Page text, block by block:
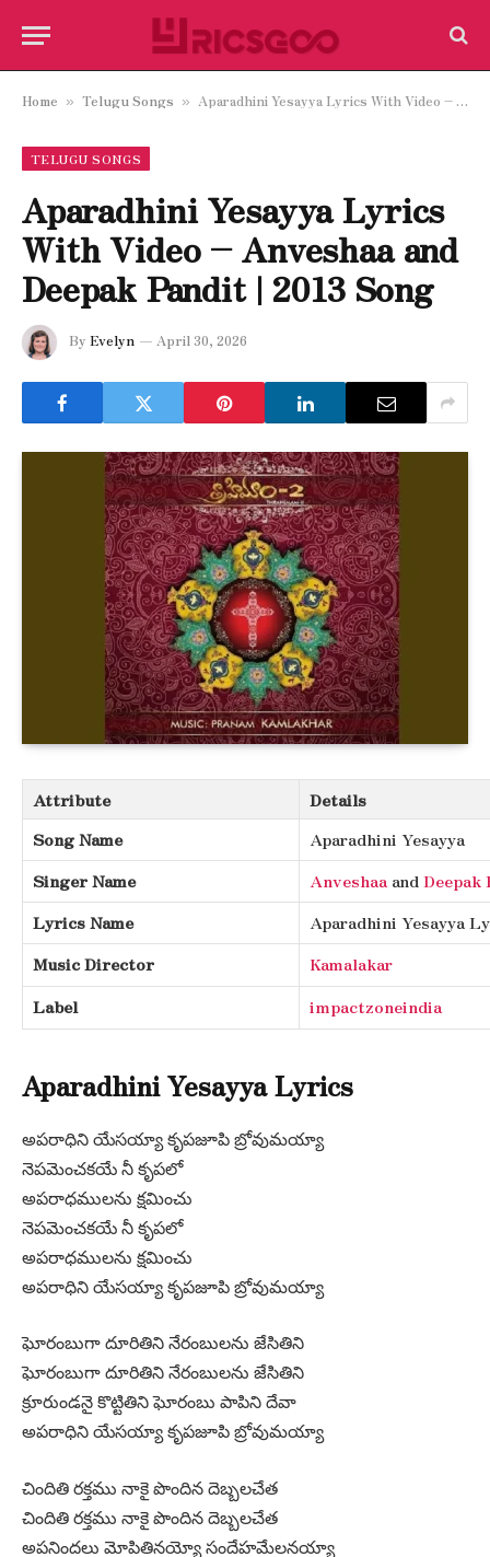
Home » Telugu Songs » Aparadhini Yesayya Lyrics With Video – Anveshaa and Deepak Pandit | 2013 Song
TELUGU SONGS
Aparadhini Yesayya Lyrics
With Video – Anveshaa and
Deepak Pandit | 2013 Song
By Evelyn April 30, 2026
Attribute
Details
Song Name
Aparadhini Yesayya
Singer Name
Anveshaa and Deepak
Lyrics Name
Aparadhini Yesayya
Music Director
Kamalakar
Label
impactzoneindia
Aparadhini Yesayya Lyrics
అపరాధిని యేసయ్యా కృపజూపి బ్రోవుమయ్యా
నెపమెంచకయే నీ కృపలో
అపరాధములను క్షమించు
నెపమెంచకయే నీ కృపలో
అపరాధములను క్షమించు
అపరాధిని యేసయ్యా కృపజూపి బ్రోవుమయ్యా
ఘోరంబుగా దూరితిని నేరంబులను జేసితిని
ఘోరంబుగా దూరితిని నేరంబులను జేసితిని
క్రూరుండనై కొట్టితిని ఘోరంబు పాపిని దేవా
అపరాధిని యేసయ్యా కృపజూపి బ్రోవుమయ్యా
చిందితి రక్తము నాకై పొందిన దెబ్బలచేత
చిందితి రక్తము నాకై పొందిన దెబ్బలచేత
అపనిందలు మోపితినయ్యో సందేహమేలనయ్యా